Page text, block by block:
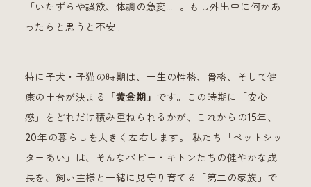
「いたずらや誤飲、体調の急変……。もし外出中に何かあ
ったらと思うと不安」
特に子犬・子猫の時期は、一生の性格、骨格、そして健
康の土台が決まる
「黄金期」 です。この時期に「安心
感」をどれだけ積み重ねられるかが、これからの15年、
20年の暮らしを大きく左右します。 私たち「ペットシッ
ターあい」は、そんなパピー・キトンたちの健やかな成
長を、飼い主様と一緒に見守り育てる「第二の家族」で